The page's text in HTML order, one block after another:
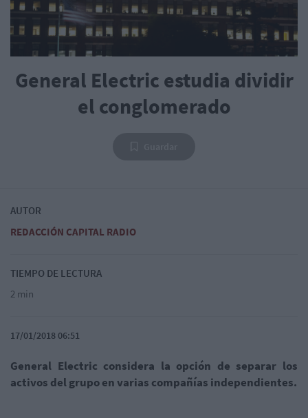
General Electric estudia dividir
el conglomerado
AUTOR
REDACCIÓN CAPITAL RADIO
TIEMPO DE LECTURA
2 min
17/01/2018 06:51
General Electric considera la opción de separar los
activos del grupo en varias compañías independientes.